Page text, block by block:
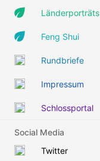
Länderporträts
Feng Shui
Rundbriefe
Impressum
Schlossportal
Social Media
Twitter